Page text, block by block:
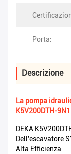
Porta:
Descrizione
La pompa
K5V200DTH-
DEKA
Dell'escavatore
Alta Efficienza